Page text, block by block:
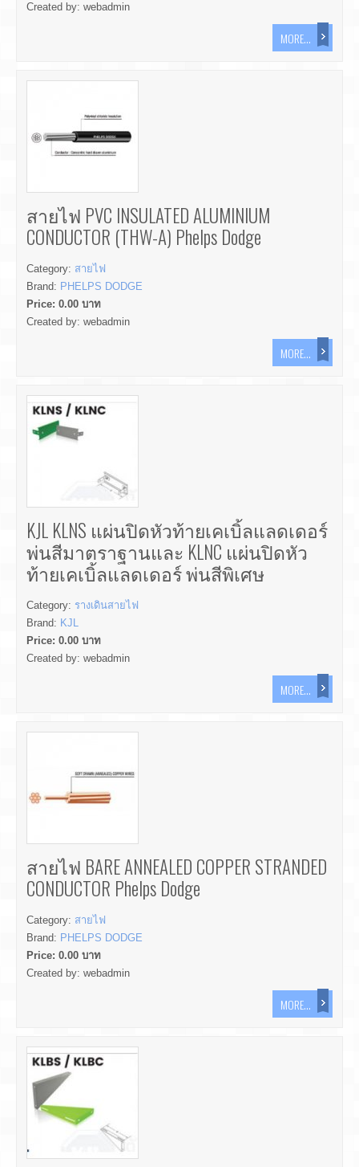
Created by: webadmin
MORE...
สายไฟ PVC INSULATED ALUMINIUM
CONDUCTOR (THW-A) Phelps Dodge
Category: สายไฟ
Brand: PHELPS DODGE
Price: 0.00 บาท
Created by: webadmin
MORE...
KJL KLNS แผ่นปิดหัวท้ายเคเบิ้ลแลดเดอร์
พ่นสีมาตราฐานและ KLNC แผ่นปิดหัว
ท้ายเคเบิ้ลแลดเดอร์ พ่นสีพิเศษ
Category: รางเดินสายไฟ
Brand: KJL
Price: 0.00 บาท
Created by: webadmin
MORE...
สายไฟ BARE ANNEALED COPPER STRANDED
CONDUCTOR Phelps Dodge
Category: สายไฟ
Brand: PHELPS DODGE
Price: 0.00 บาท
Created by: webadmin
MORE...